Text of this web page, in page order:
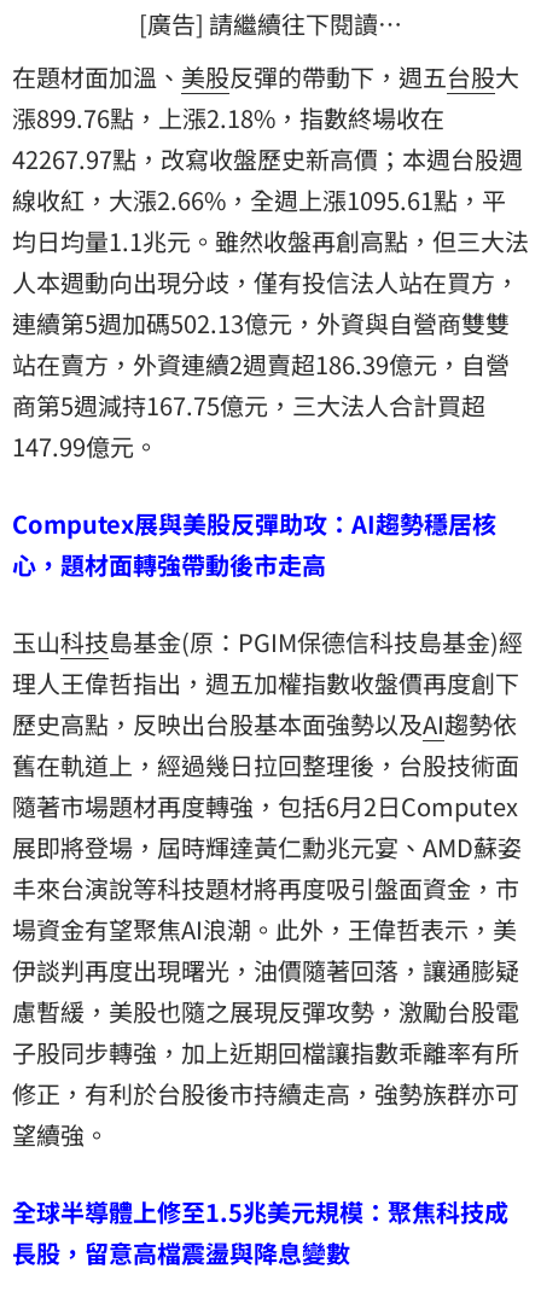
[廣告] 請繼續往下閱讀…
在題材面加溫、 美股反彈的帶動下，週五台股大
漲899.76點，上漲2.18%，指數終場收在
42267.97點，改寫收盤歷史新高價；本週台股週
線收紅，大漲2.66%，全週上漲1095.61點，平
均日均量1.1兆元。雖然收盤再創高點，但三大法
人本週動向出現分歧，僅有投信法人站在買方，
連續第5週加碼502.13億元，外資與自營商雙雙
站在賣方，外資連續2週賣超186.39億元，自營
商第5週減持167.75億元，三大法人合計買超
147.99億元。
Computex展與美股反彈助攻：AI趨勢穩居核
心，題材面轉強帶動後市走高
玉山科技島基金(原：PGIM保德信科技島基金)經
理人王偉哲指出，週五加權指數收盤價再度創下
歷史高點，反映出台股基本面強勢以及AI趨勢依
舊在軌道上，經過幾日拉回整理後，台股技術面
隨著市場題材再度轉強，包括6月2日Computex
展即將登場，屆時輝達黃仁勳兆元宴、AMD蘇姿
丰來台演說等科技題材將再度吸引盤面資金，市
場資金有望聚焦AI浪潮。此外，王偉哲表示，美
伊談判再度出現曙光，油價隨著回落，讓通膨疑
慮暫緩，美股也隨之展現反彈攻勢，激勵台股電
子股同步轉強，加上近期回檔讓指數乖離率有所
修正，有利於台股後市持續走高，強勢族群亦可
望續強。
全球半導體上修至1.5兆美元規模：聚焦科技成
長股，留意高檔震盪與降息變數